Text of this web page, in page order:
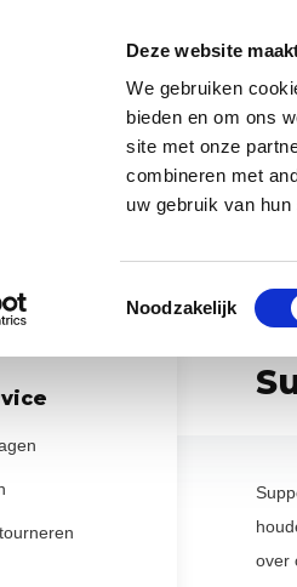
Deze website
We gebruiken
bieden en om ons
site met onze
combineren met
uw gebruik van
Noodzakelijk
Instructievideo's
= morgen in huis! De nr. 1
over